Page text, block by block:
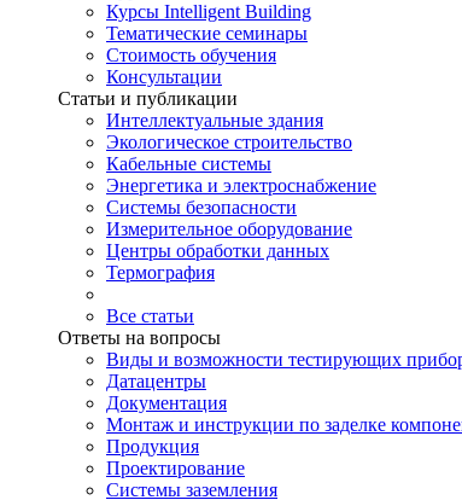
Курсы Intelligent Building
Тематические семинары
Стоимость обучения
Консультации
Статьи и публикации
Интеллектуальные здания
Экологическое строительство
Кабельные системы
Энергетика и электроснабжение
Системы безопасности
Измерительное оборудование
Центры обработки данных
Термография
Все статьи
Ответы на вопросы
Виды и возможности тестирующих
Датацентры
Документация
Монтаж и инструкции по заделке
Продукция
Проектирование
Системы заземления